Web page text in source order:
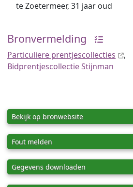
te Zoetermeer, 31 jaar oud
Bronvermelding
Particuliere prentjescollecties
,
Bidprentjescollectie Stijnman
Bekijk op bronwebsite
Fout melden
Gegevens downloaden